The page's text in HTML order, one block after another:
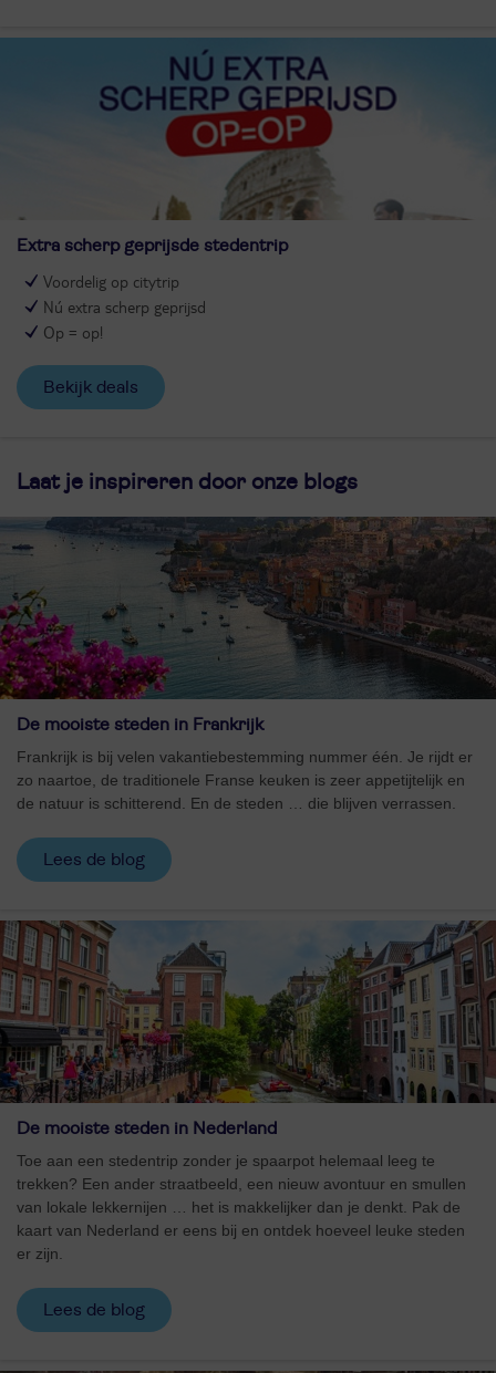
Extra scherp geprijsde stedentrip
Voordelig op citytrip
Nú extra scherp geprijsd
Op = op!
Bekijk deals
Laat je inspireren door onze blogs
De mooiste steden in Frankrijk
Frankrijk is bij velen vakantiebestemming nummer één. Je rijdt er
zo naartoe, de traditionele Franse keuken is zeer appetijtelijk en
de natuur is schitterend. En de steden … die blijven verrassen.
Lees de blog
De mooiste steden in Nederland
Toe aan een stedentrip zonder je spaarpot helemaal leeg te
trekken? Een ander straatbeeld, een nieuw avontuur en smullen
van lokale lekkernijen … het is makkelijker dan je denkt. Pak de
kaart van Nederland er eens bij en ontdek hoeveel leuke steden
er zijn.
Lees de blog